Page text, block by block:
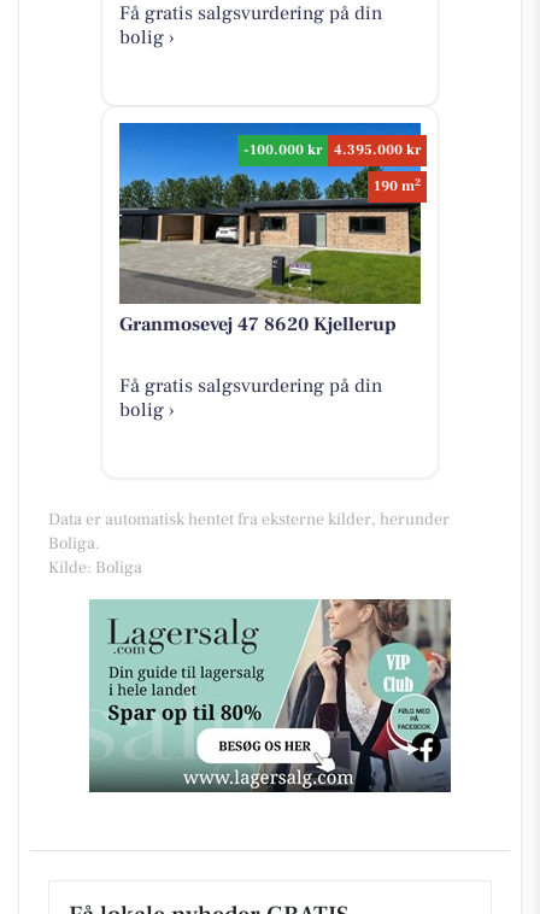
Få gratis salgsvurdering på din
bolig ›
-100.000 kr
4.395.000 kr
190 m2
Granmosevej 47 8620 Kjellerup
Få gratis salgsvurdering på din
bolig ›
Data er automatisk hentet fra eksterne kilder, herunder
Boliga.
Kilde: Boliga